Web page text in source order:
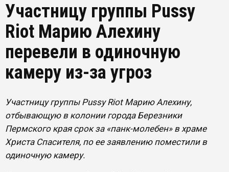
Участницу группы Pussy
Riot Марию Алехину
перевели в одиночную
камеру из-за угроз
Участницу группы Pussy Riot Марию Алехину,
отбывающую в колонии города Березники
Пермского края срок за «панк-молебен» в храме
Христа Спасителя, по ее заявлению поместили в
одиночную камеру.